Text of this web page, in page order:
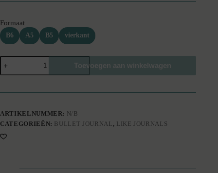
Formaat
B6 A5 B5 vierkant
Floral
Light
|
Purple
Toevoegen aan winkelwagen
ARTIKELNUMMER: N/B
CATEGORIEËN: BULLET JOURNAL , LIKE JOURNALS